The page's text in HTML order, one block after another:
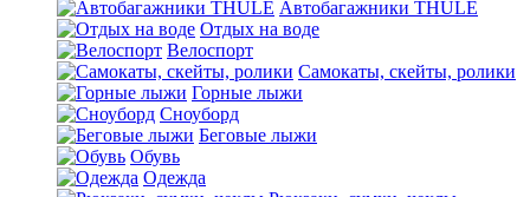
Автобагажники THULE
Отдых на воде
Велоспорт
Самокаты, скейты, ролики
Горные лыжи
Сноуборд
Беговые лыжи
Обувь
Одежда